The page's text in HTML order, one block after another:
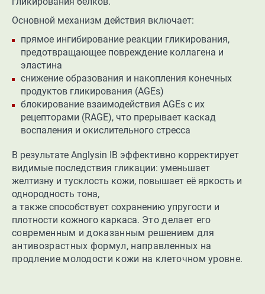
Основной механизм действия включает:
прямое ингибирование реакции гликирования,
предотвращающее повреждение коллагена и
эластина
снижение образования и накопления конечных
продуктов гликирования (AGEs)
блокирование взаимодействия AGEs с их
рецепторами (RAGE), что прерывает каскад
воспаления и окислительного стресса
В результате Anglysin IB эффективно корректирует
видимые последствия гликации: уменьшает
желтизну и тусклость кожи, повышает её яркость и
однородность тона,
а также способствует сохранению упругости и
плотности кожного каркаса. Это делает его
современным и доказанным решением для
антивозрастных формул, направленных на
продление молодости кожи на клеточном уровне.